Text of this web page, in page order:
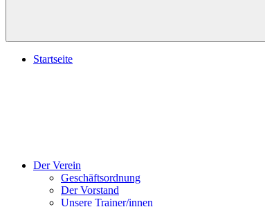
Startseite
Der Verein
Geschäftsordnung
Der Vorstand
Unsere Trainer/innen